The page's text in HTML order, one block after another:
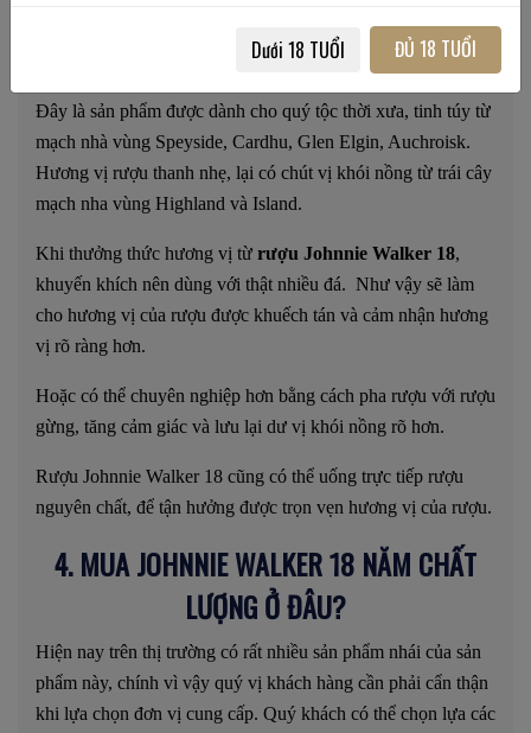
3. TẬN HƯỞNG HƯƠNG VỊ RƯỢU JOHNNIE
WALKER 18
Đây là sản phẩm được dành cho quý tộc thời xưa, tinh túy từ
mạch nhà vùng Speyside, Cardhu, Glen Elgin, Auchroisk.
Hương vị rượu thanh nhẹ, lại có chút vị khói nồng từ trái cây
mạch nha vùng Highland và Island.
Khi thưởng thức hương vị từ rượu Johnnie Walker 18,
khuyến khích nên dùng với thật nhiều đá. Như vậy sẽ làm
cho hương vị của rượu được khuếch tán và cảm nhận hương
vị rõ ràng hơn.
Hoặc có thể chuyên nghiệp hơn bằng cách pha rượu với rượu
gừng, tăng cảm giác và lưu lại dư vị khói nồng rõ hơn.
Rượu Johnnie Walker 18 cũng có thể uống trực tiếp rượu
nguyên chất, để tận hưởng được trọn vẹn hương vị của rượu.
4. MUA JOHNNIE WALKER 18 NĂM CHẤT
LƯỢNG Ở ĐÂU?
Hiện nay trên thị trường có rất nhiều sản phẩm nhái của sản
phẩm này, chính vì vậy quý vị khách hàng cần phải cẩn thận
khi lựa chọn đơn vị cung cấp. Quý khách có thể chọn lựa các
Dưới 18 TUỔI ĐỦ 18 TUỔI